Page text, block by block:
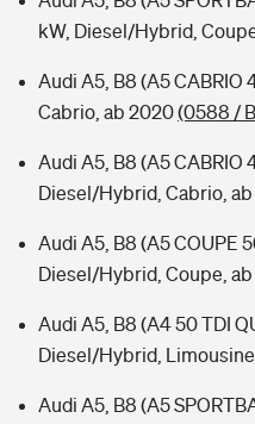
kW, Diesel/Hybrid,
Audi A5, B8 (A5 CABRIO
Cabrio, ab 2020(0588 /
Audi A5, B8 (A5 CABRIO
Diesel/Hybrid, Cabrio,
Audi A5, B8 (A5 COUPE
Diesel/Hybrid, Coupe,
Audi A5, B8 (A4 50 TDI
Diesel/Hybrid,
Audi A5, B8 (A5